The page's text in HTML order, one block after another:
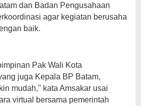
dan Badan Pengusahaan
agar kegiatan berusaha
baik.
Pak Wali Kota
juga Kepala BP Batam,
mudah," kata Amsakar usai
virtual bersama pemerintah